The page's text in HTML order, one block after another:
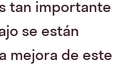
tan importante
se están
mejora de este